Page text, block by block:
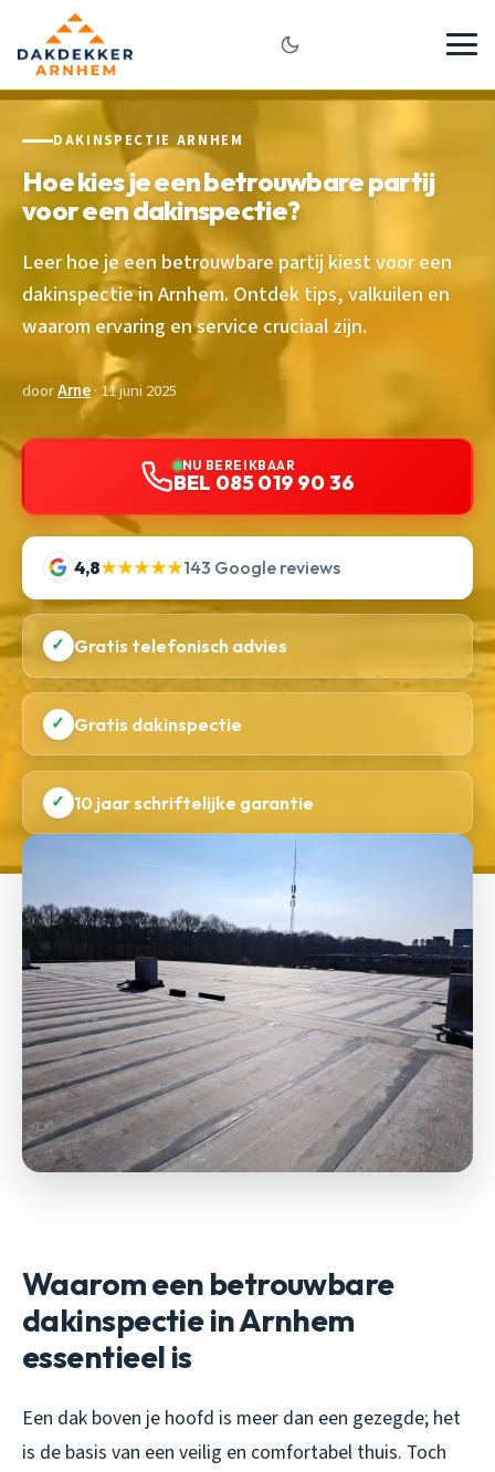
DAKINSPECTIE ARNHEM
Hoe kies je een betrouwbare partij
voor een dakinspectie?
Leer hoe je een betrouwbare partij kiest voor een
dakinspectie in Arnhem. Ontdek tips, valkuilen en
waarom ervaring en service cruciaal zijn.
doorArne· 11 juni 2025
NU BEREIKBAAR
BEL 085 019 90 36
4,8★★★★★143 Google reviews
✓ Gratis telefonisch advies
✓ Gratis dakinspectie
✓ 10 jaar schriftelijke garantie
Waarom een betrouwbare
dakinspectie in Arnhem
essentieel is
Een dak boven je hoofd is meer dan een gezegde; het
is de basis van een veilig en comfortabel thuis. Toch